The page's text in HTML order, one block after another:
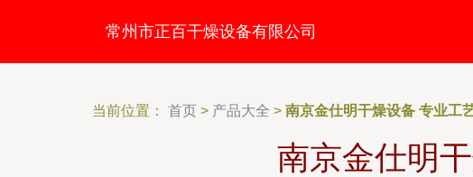
常州市正百干燥设备有限公司
当前位置： 首页 > 产品大全 > 南京金仕明干燥设备 专业工
南京金仕明